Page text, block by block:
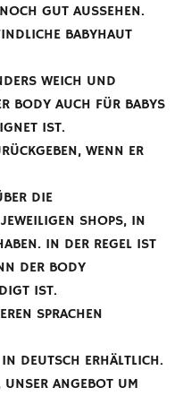
GUT AUSSEHEN.
BABYHAUT
WEICH UND
BODY AUCH FÜR BABYS
IST.
WENN ER
DIE
SHOPS, IN
IN DER REGEL IST
DER BODY
IST.
SPRACHEN
DEUTSCH ERHÄLTLICH.
ANGEBOT UM